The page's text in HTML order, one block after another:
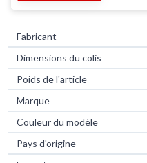
Fabricant
Dimensions du colis
Poids de l'article
Marque
Couleur du modèle
Pays d'origine